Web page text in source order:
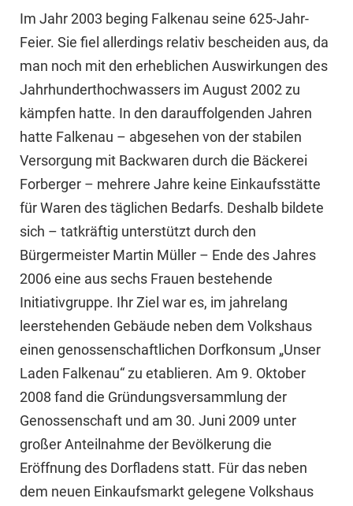
Im Jahr 2003 beging Falkenau seine 625-Jahr-
Feier. Sie fiel allerdings relativ bescheiden aus, da
man noch mit den erheblichen Auswirkungen des
Jahrhunderthochwassers im August 2002 zu
kämpfen hatte. In den darauffolgenden Jahren
hatte Falkenau – abgesehen von der stabilen
Versorgung mit Backwaren durch die Bäckerei
Forberger – mehrere Jahre keine Einkaufsstätte
für Waren des täglichen Bedarfs. Deshalb bildete
sich – tatkräftig unterstützt durch den
Bürgermeister Martin Müller – Ende des Jahres
2006 eine aus sechs Frauen bestehende
Initiativgruppe. Ihr Ziel war es, im jahrelang
leerstehenden Gebäude neben dem Volkshaus
einen genossenschaftlichen Dorfkonsum „Unser
Laden Falkenau“ zu etablieren. Am 9. Oktober
2008 fand die Gründungsversammlung der
Genossenschaft und am 30. Juni 2009 unter
großer Anteilnahme der Bevölkerung die
Eröffnung des Dorfladens statt. Für das neben
dem neuen Einkaufsmarkt gelegene Volkshaus